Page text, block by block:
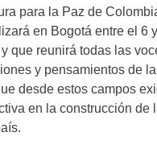
para la Paz de
en Bogotá entre el 6
que reunirá todas las
y pensamientos de la
desde estos campos
en la construcción de